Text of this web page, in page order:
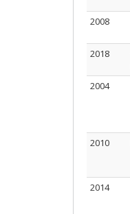
2008
2018
2004
2010
2014